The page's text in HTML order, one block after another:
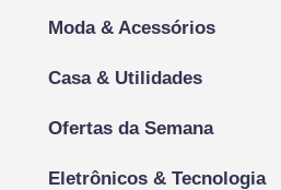
Moda & Acessórios
Casa & Utilidades
Ofertas da Semana
Eletrônicos & Tecnologia